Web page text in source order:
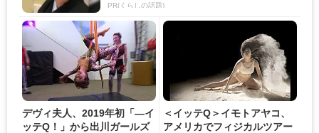
PR(くらしの話題)
デヴィ夫人、2019年初「―イ
ッテQ！」から出川ガールズ
＜イッテQ＞イモトアヤコ、
アメリカでフィジカルツアー